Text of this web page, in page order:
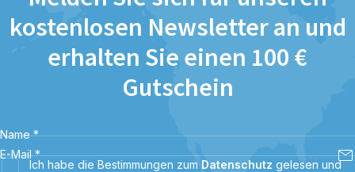
kostenlosen Newsletter an und
erhalten Sie einen 100 €
Gutschein
Name *
E-Mail *
Ich habe die Bestimmungen zum Datenschutz gelesen und